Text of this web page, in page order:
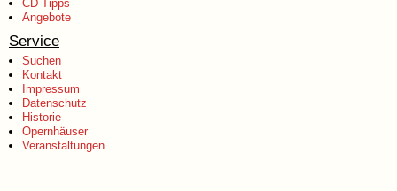
CD-Tipps
Angebote
Service
Suchen
Kontakt
Impressum
Datenschutz
Historie
Opernhäuser
Veranstaltungen